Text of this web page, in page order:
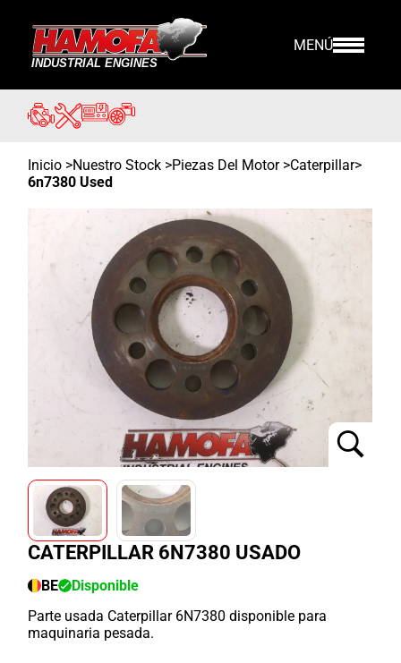
MENÚ
Inicio >Nuestro Stock >Piezas Del Motor >Caterpillar>
6n7380 Used
CATERPILLAR 6N7380 USADO
BE
Disponible
Parte usada Caterpillar 6N7380 disponible para
maquinaria pesada.